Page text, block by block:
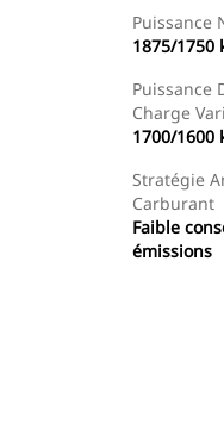
Puissance
1875/1750
Puissance
Charge
1700/1600
Stratégie
Carburant
Faible
émissions